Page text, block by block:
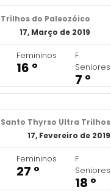
Trilhos do Paleozóico
17, Março de 2019
Femininos
16 º
F
Seniores
7 º
Santo Thyrso Ultra Trilhos
17, Fevereiro de 2019
Femininos
27 º
F
Seniores
18 º